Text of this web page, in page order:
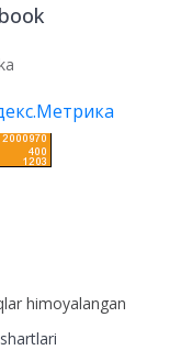
himoyalangan